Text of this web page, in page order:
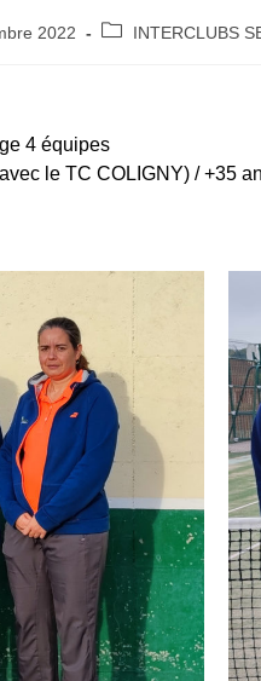
2022 INTERCLUBS
4 équipes
le TC COLIGNY) / +35